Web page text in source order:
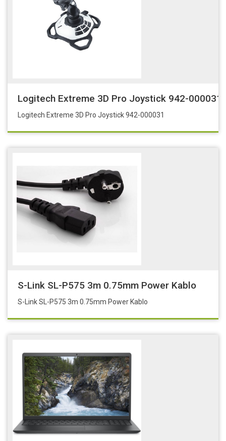
Logitech Extreme 3D Pro Joystick 942-000031
Logitech Extreme 3D Pro Joystick 942-000031
S-Link SL-P575 3m 0.75mm Power Kablo
S-Link SL-P575 3m 0.75mm Power Kablo